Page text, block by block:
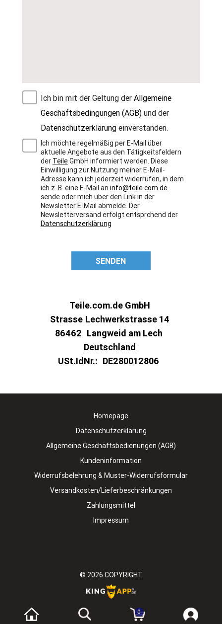
Ich bin mit der Geltung der Allgemeine
Geschäftsbedingungen (AGB)und der
Datenschutzerklärungeinverstanden.
Ich möchte regelmäßig per E-Mail über
aktuelle Angebote aus den Tätigkeitsfeldern
der TeileGmbH informiert werden. Diese
Einwilligung zur Nutzung meiner E-Mail-
Adresse kann ich jederzeit widerrufen, in dem
ich z. B. eine E-Mail an info@teile.com.de
sende oder mich über den Link in der
Newsletter E-Mail abmelde. Der
Newsletterversand erfolgt entsprchend der
Datenschutzerklärung
SENDEN
Teile.com.de GmbH
Strasse Lechwerkstrasse 14
86462 Langweid am Lech
Deutschland
USt.IdNr.: DE280012806
Homepage
Datenschutzerklärung
Allgemeine Geschäftsbedienungen (AGB)
Kundeninformation
Widerrufsbelehrung & Muster-Widerrufsformular
Versandkosten/Lieferbeschränkungen
Zahlungsmittel
Impressum
© 2026 COPYRIGHT
0